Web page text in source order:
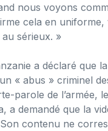
nous voyons
cela en uniforme,
sérieux. »
a déclaré que
« abus » criminel
parole de l’armée,
a demandé que la
contenu ne